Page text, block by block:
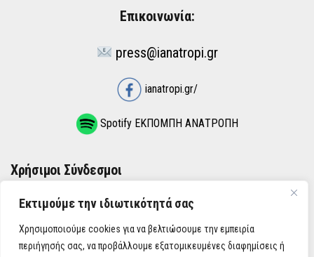
Εκτιμούμε την ιδιωτικότητά σας
Χρησιμοποιούμε cookies για να βελτιώσουμε την εμπειρία
περιήγησής σας, να προβάλλουμε εξατομικευμένες διαφημίσεις ή
Επικοινωνία:
press@ianatropi.gr
ianatropi.gr/
Spotify ΕΚΠΟΜΠΗ ΑΝΑΤΡΟΠΗ
Χρήσιμοι Σύνδεσμοι
ΌΡΟΙ ΧΡΉΣΗΣ
ΠΟΛΙΤΙΚΉ ΑΠΟΡΡΉΤΟΥ